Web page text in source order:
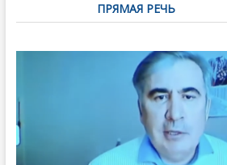
ПРЯМАЯ РЕЧЬ